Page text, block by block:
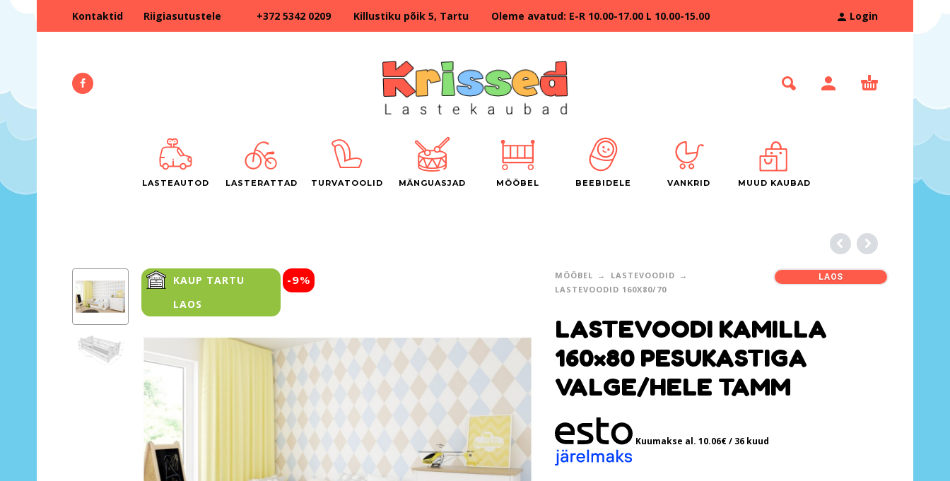
Kontaktid Riigiasutustele +372 5342 0209 Killustiku põik 5, Tartu Oleme avatud: E-R 10.00-17.00 L 10.00-15.00 Login
LASTEAUTOD LASTERATTAD TURVATOOLID MÄNGUASJAD MÖÖBEL BEEBIDELE VANKRID MUUD KAUBAD
KAUP TARTU
LAOS
-9% MÖÖBEL
LASTEVOODID
LASTEVOODID 160X80/70
LAOS
LASTEVOODI KAMILLA
160×80 PESUKASTIGA
VALGE/HELE TAMM
Kuumakse al. 10.06€/ 36 kuud